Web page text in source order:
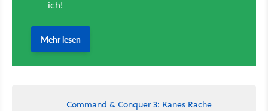
Command & Conquer 3: Kanes Rache